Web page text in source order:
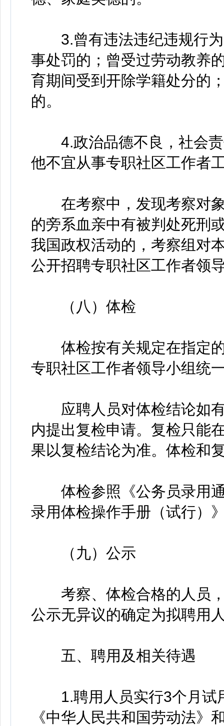
3.曾有违法违纪违规行为
事处罚的；曾受过劳动教养
育期间受到开除学籍处分的
的。
4.政治品德不良，社会责
他不宜从事专职社区工作者
在考察中，发现考察对象
的旁系血亲中有被判处死刑
我国政权活动的，考察组对
公开招聘专职社区工作者领
（八）体检
体检按有关规定在指定的
专职社区工作者领导小组统
应聘人员对体检结论如有
内提出复检申请。复检只能
果以复检结论为准。体检和
体检参照《公务员录用通
录用体检操作手册（试行）
（九）公示
考察、体检合格的人员，
公示无异议的确定为拟聘用
五、聘用及相关待遇
1.聘用人员实行3个月试
《中华人民共和国劳动法》